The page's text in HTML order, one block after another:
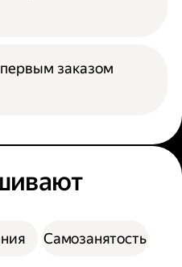
заказом
Самозанятость